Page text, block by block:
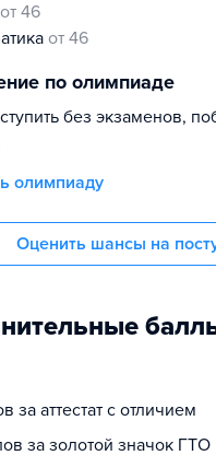
от 46
от 46
по олимпиаде
без экзаменов,
олимпиаду
Оценить шансы на
за аттестат с отличием
за золотой значок ГТО